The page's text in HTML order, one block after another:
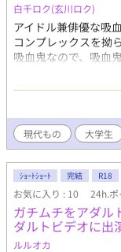
白千ロク(玄川ロク)
アイドル兼俳優な吸
コンプレックスを拗
吸血鬼なので、吸血
をつけください 偽
2023.10.18 タイト
つき合うようにな
ちからはじまる〜妹
！『第10回BL小説大
合わなかったのです
エントリー(参加)し
賞』では物語を完結
はまったりです(不
土 End：-----------
現代もの 大学生
ｼｮｰﾄｼｮｰﾄ 完結 R18
お気に入り : 10 24h.ポ
ガチムチをアダル
ダルトビデオに
ルルオカ